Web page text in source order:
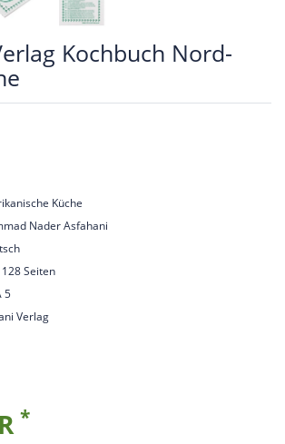
Kochbuch Nord-
Küche
Nader Asfahani
Seiten
5
Verlag
*